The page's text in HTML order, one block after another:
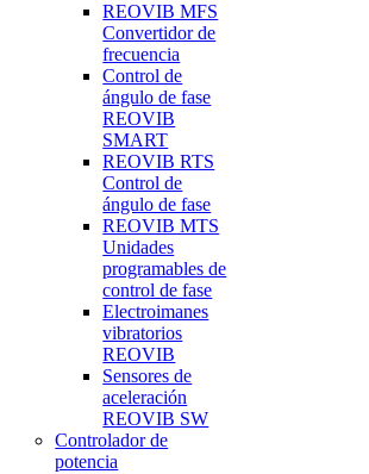
REOVIB MFS
Convertidor de
frecuencia
Control de
ángulo de fase
REOVIB
SMART
REOVIB RTS
Control de
ángulo de fase
REOVIB MTS
Unidades
programables de
control de fase
Electroimanes
vibratorios
REOVIB
Sensores de
aceleración
REOVIB SW
Controlador de
potencia